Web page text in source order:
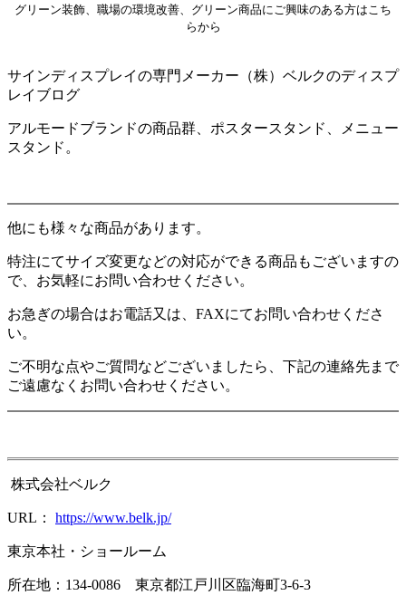
グリーン装飾、職場の環境改善、グリーン商品にご興味のある方はこち
らから
サインディスプレイの専門メーカー（株）ベルクのディスプ
レイブログ
アルモードブランドの商品群、ポスタースタンド、メニュー
スタンド。
他にも様々な商品があります。
特注にてサイズ変更などの対応ができる商品もございますの
で、お気軽にお問い合わせください。
お急ぎの場合はお電話又は、FAXにてお問い合わせくださ
い。
ご不明な点やご質問などございましたら、下記の連絡先まで
ご遠慮なくお問い合わせください。
株式会社ベルク
URL： https://www.belk.jp/
東京本社・ショールーム
所在地：134-0086 東京都江戸川区臨海町3-6-3